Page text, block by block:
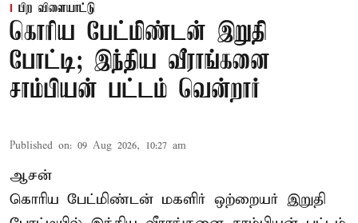
பிற விளையாட்டு
கொரிய பேட்மிண்டன் இறுதி
போட்டி; இந்திய வீராங்கனை
சாம்பியன் பட்டம் வென்றார்
Published on: 09 Aug 2026, 10:27 am
ஆசன்
கொரிய பேட்மிண்டன் மகளிர் ஒற்றையர் இறுதி